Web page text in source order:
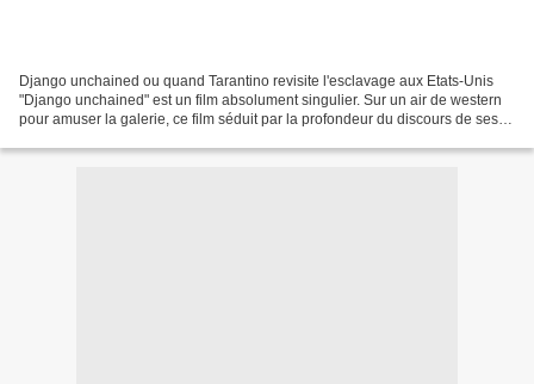
Django unchained ou quand Tarantino revisite l'esclavage aux Etats-Unis
"Django unchained" est un film absolument singulier. Sur un air de western
pour amuser la galerie, ce film séduit par la profondeur du discours de ses